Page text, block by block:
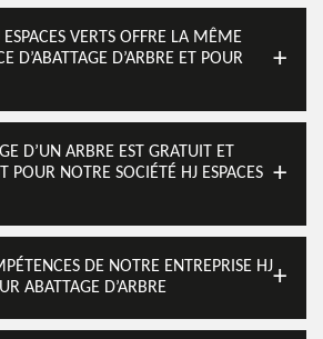
VERTS OFFRE LA MÊME
D’ABATTAGE D’ARBRE ET POUR
D’UN ARBRE EST GRATUIT ET
POUR NOTRE SOCIÉTÉ HJ ESPACES
DE NOTRE ENTREPRISE HJ
ABATTAGE D’ARBRE